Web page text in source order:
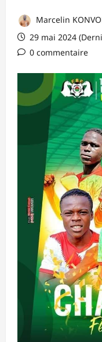
Marcelin
29 mai 2024
0 commentaire